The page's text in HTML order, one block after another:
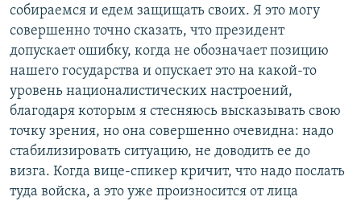
собираемся и едем защищать своих. Я это могу
совершенно точно сказать, что президент
допускает ошибку, когда не обозначает позицию
нашего государства и опускает это на какой-то
уровень националистических настроений,
благодаря которым я стесняюсь высказывать свою
точку зрения, но она совершенно очевидна: надо
стабилизировать ситуацию, не доводить ее до
визга. Когда вице-спикер кричит, что надо послать
туда войска, а это уже произносится от лица